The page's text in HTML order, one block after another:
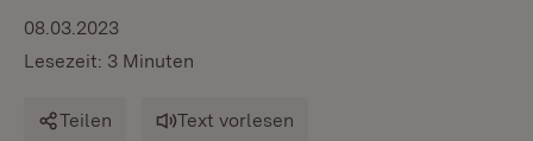
08.03.2023
Lesezeit: 3 Minuten
Teilen Text vorlesen